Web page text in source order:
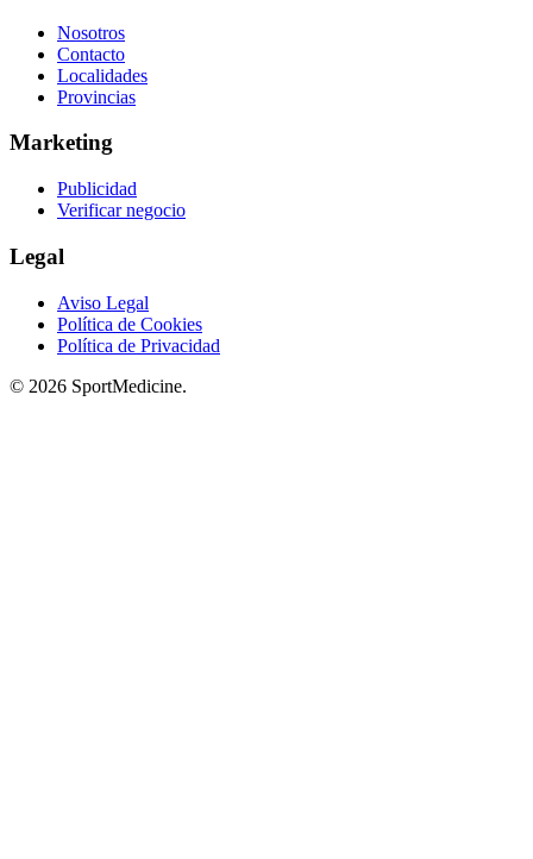
Nosotros
Contacto
Localidades
Provincias
Marketing
Publicidad
Verificar negocio
Legal
Aviso Legal
Política de Cookies
Política de Privacidad
© 2026 SportMedicine.